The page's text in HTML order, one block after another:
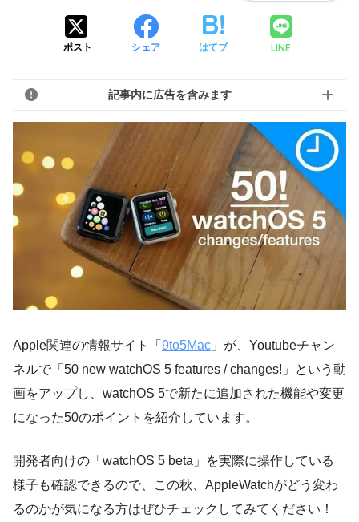
ポスト シェア はてブ LINE
記事内に広告を含みます
Apple関連の情報サイト「 9to5Mac 」が、Youtubeチャン
ネルで「50 new watchOS 5 features / changes!」という動
画をアップし、watchOS 5で新たに追加された機能や変更
になった50のポイントを紹介しています。
開発者向けの「watchOS 5 beta」を実際に操作している
様子も確認できるので、この秋、AppleWatchがどう変わ
るのかが気になる方はぜひチェックしてみてください！